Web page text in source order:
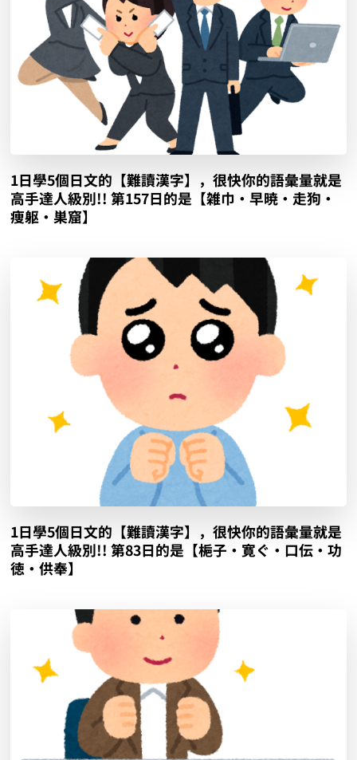
1日學5個日文的【難讀漢字】，很快你的語彙量就是
高手達人級別!! 第157日的是【雑巾‧早暁‧走狗‧
痩躯‧巣窟】
1日學5個日文的【難讀漢字】，很快你的語彙量就是
高手達人級別!! 第83日的是【梔子‧寛ぐ‧口伝‧功
徳‧供奉】